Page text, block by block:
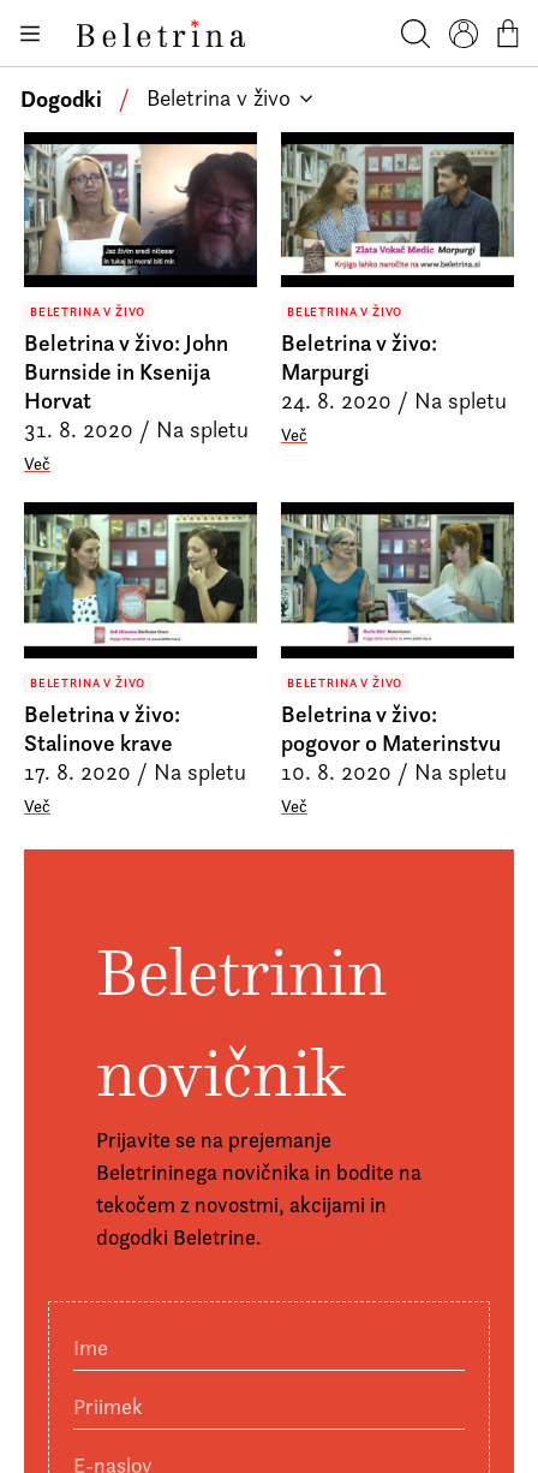
Beletrina
Knjige
Darilni e-boni
Avtorji
Novice
Dogodki
Podkasti
Akcije
O nas
Kontakt
Prijava na e-novice
Foreign Rights
Dogodki / Beletrina v živo
BELETRINA V ŽIVO
Beletrina v živo: John
Burnside in Ksenija
Horvat
31. 8. 2020 / Na spletu
Več
BELETRINA V ŽIVO
Beletrina v živo:
Marpurgi
24. 8. 2020 / Na spletu
Več
BELETRINA V ŽIVO
Beletrina v živo:
Stalinove krave
17. 8. 2020 / Na spletu
Več
BELETRINA V ŽIVO
Beletrina v živo:
pogovor o Materinstvu
10. 8. 2020 / Na spletu
Več
Beletrinin
novičnik
Prijavite se na prejemanje
Beletrininega novičnika in bodite na
tekočem z novostmi, akcijami in
dogodki Beletrine.
Ime
Priimek
E-naslov: